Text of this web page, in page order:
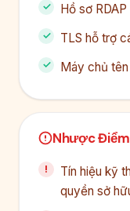
Hồ sơ
TLS hỗ trợ
Máy chủ
Nhược Điểm
Tín hiệu kỹ
quyền sở